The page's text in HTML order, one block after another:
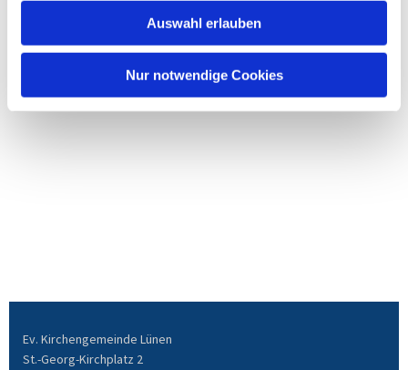
Auswahl erlauben
Nur notwendige Cookies
Ev. Kirchengemeinde Lünen
St.-Georg-Kirchplatz 2